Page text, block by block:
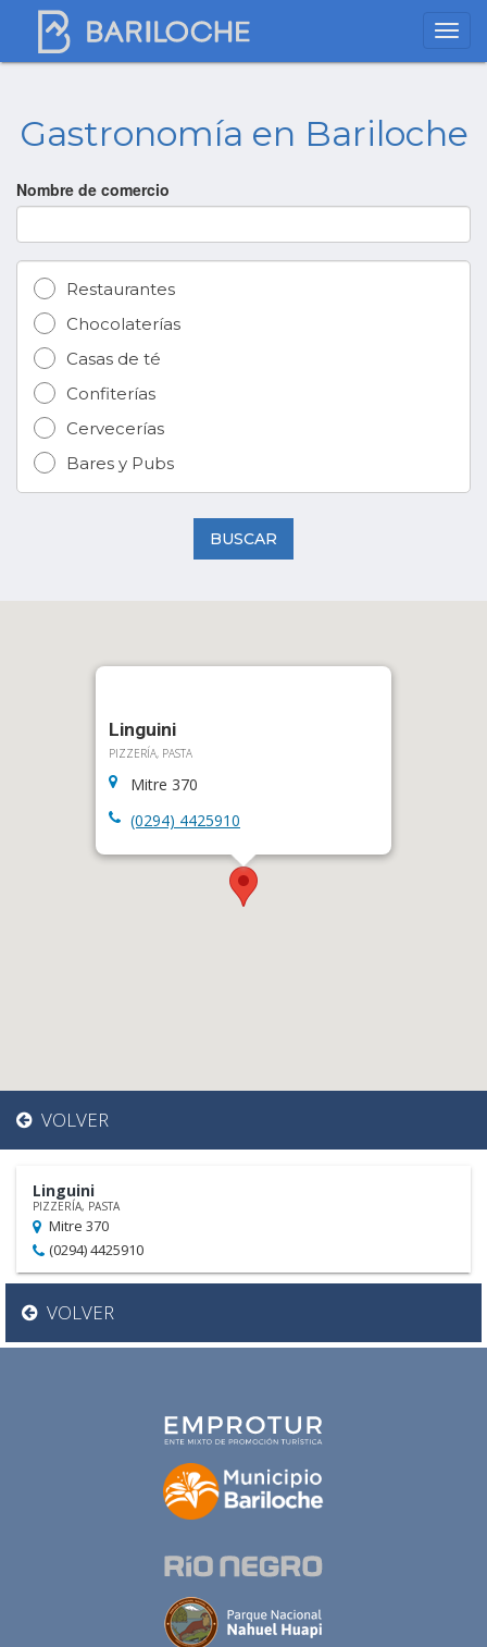
Gastronomía en Bariloche
Nombre de comercio
Restaurantes
Chocolaterías
Casas de té
Confiterías
Cervecerías
Bares y Pubs
BUSCAR
Linguini
PIZZERÍA, PASTA
Mitre 370
(0294) 4425910
VOLVER
Linguini
PIZZERÍA, PASTA
Mitre 370
(0294) 4425910
VOLVER